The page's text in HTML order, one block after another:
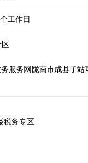
工作日
服务网陇南市成县子站
税务专区